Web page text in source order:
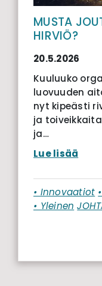
MUSTA
HIRVIÖ?
20.5.2026
Kuuluuko
luovuuden
nyt kipeästi
ja
ja…
Lue lisää
• Innovaatiot
• Yleinen